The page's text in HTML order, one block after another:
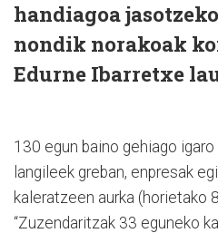
handiagoa
nondik norakoak
Edurne Ibarretxe
130 egun baino gehiago
langileek greban, enpresak
kaleratzeen aurka (horietako
“Zuzendaritzak 33 eguneko